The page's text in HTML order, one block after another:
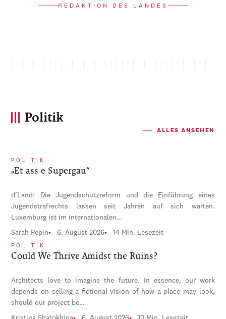
REDAKTION DES LANDES
Politik
ALLES ANSEHEN
POLITIK
„Et ass e Supergau“
d’Land: Die Jugendschutzreform und die Einführung eines
Jugendstrafrechts lassen seit Jahren auf sich warten.
Luxemburg ist im internationalen…
Sarah Pepin 6. August 2026 14 Min. Lesezeit
POLITIK
Could We Thrive Amidst the Ruins?
Architects love to imagine the future. In essence, our work
depends on selling a fictional vision of how a place may look,
should our project be…